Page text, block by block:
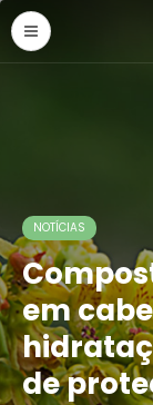
NOTÍCIAS
em
de